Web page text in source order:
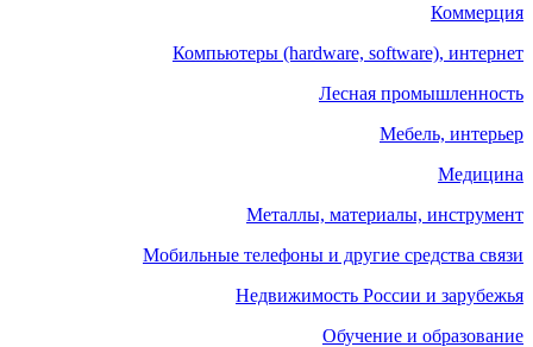
Коммерция
Компьютеры (hardware, software), интернет
Лесная промышленность
Мебель, интерьер
Медицина
Металлы, материалы, инструмент
Мобильные телефоны и другие средства связи
Недвижимость России и зарубежья
Обучение и образование